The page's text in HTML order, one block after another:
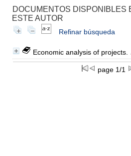
DOCUMENTOS DISPONIBLES
ESTE AUTOR
Refinar búsqueda
Economic analysis of projects.
page 1/1